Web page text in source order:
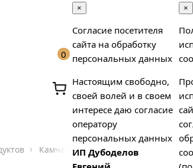
0
Камчатский краб фаланга в стекле
×
Согласие посетителя
сайта на обработку
персональных данных
Настоящим свободно,
своей волей и в своем
интересе даю согласие
оператору
персональных данных
ИП Дубоделов
×